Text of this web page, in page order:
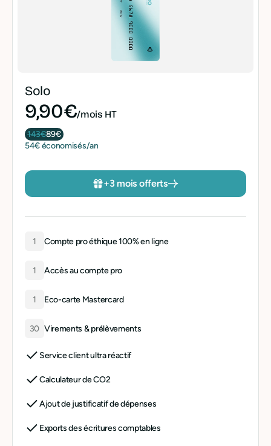
Solo
9,90€/mois HT
143€89€
54€ économisés/an
+3 mois offerts
1 Compte pro éthique 100% en ligne
1 Accès au compte pro
1 Eco-carte Mastercard
30 Virements & prélèvements
Service client ultra réactif
Calculateur de CO2
Ajout de justificatif de dépenses
Exports des écritures comptables